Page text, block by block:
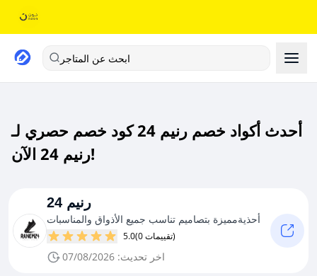
ابحث عن المتاجر
أحدث أكواد خصم رنيم 24 كود خصم حصري لـ
رنيم 24 الآن!
رنيم 24
أحذيةمميزة بتصاميم تناسب جميع الأذواق والمناسبات
5.0 (0 تقييمات)
اخر تحديث: 07/08/2026